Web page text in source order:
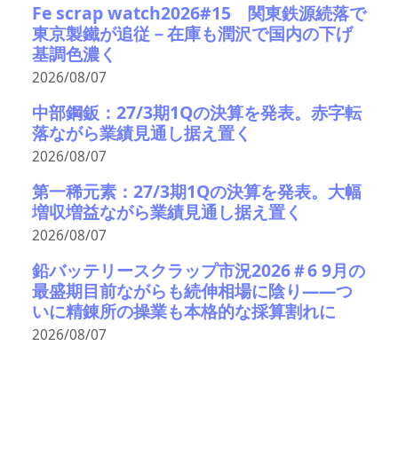
Fe scrap watch2026#15 関東鉄源続落で
東京製鐵が追従－在庫も潤沢で国内の下げ
基調色濃く
2026/08/07
中部鋼鈑：27/3期1Qの決算を発表。赤字転
落ながら業績見通し据え置く
2026/08/07
第一稀元素：27/3期1Qの決算を発表。大幅
増収増益ながら業績見通し据え置く
2026/08/07
鉛バッテリースクラップ市況2026＃6 9月の
最盛期目前ながらも続伸相場に陰り――つ
いに精錬所の操業も本格的な採算割れに
2026/08/07